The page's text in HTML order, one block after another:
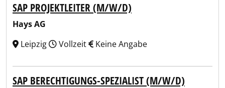
SAP PROJEKTLEITER (M/W/D)
Hays AG
Leipzig
Vollzeit Keine Angabe
SAP BERECHTIGUNGS-SPEZIALIST (M/W/D)